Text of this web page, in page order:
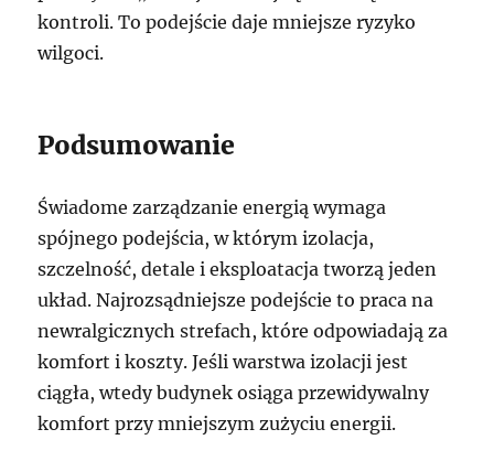
kontroli. To podejście daje mniejsze ryzyko
wilgoci.
Podsumowanie
Świadome zarządzanie energią wymaga
spójnego podejścia, w którym izolacja,
szczelność, detale i eksploatacja tworzą jeden
układ. Najrozsądniejsze podejście to praca na
newralgicznych strefach, które odpowiadają za
komfort i koszty. Jeśli warstwa izolacji jest
ciągła, wtedy budynek osiąga przewidywalny
komfort przy mniejszym zużyciu energii.